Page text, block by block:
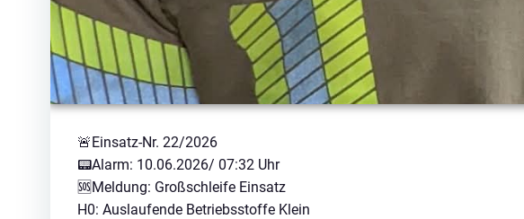
🚨Einsatz-Nr. 22/2026
📟Alarm: 10.06.2026/ 07:32 Uhr
🆘Meldung: Großschleife Einsatz
H0: Auslaufende Betriebsstoffe Klein